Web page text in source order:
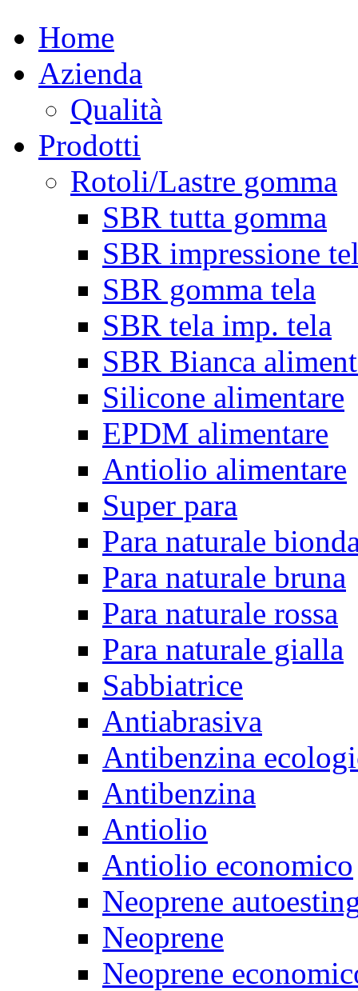
Home
Azienda
Qualità
Prodotti
Rotoli/Lastre gomma
SBR tutta gomma
SBR impressione
SBR gomma tela
SBR tela imp. tela
SBR Bianca
Silicone alimentare
EPDM alimentare
Antiolio alimentare
Super para
Para naturale
Para naturale bruna
Para naturale rossa
Para naturale gialla
Sabbiatrice
Antiabrasiva
Antibenzina
Antibenzina
Antiolio
Antiolio economico
Neoprene
Neoprene
Neoprene